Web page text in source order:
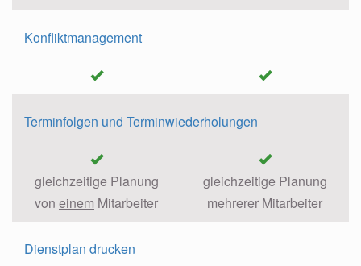
Konfliktmanagement
Terminfolgen und Terminwiederholungen
gleichzeitige Planung
von einem Mitarbeiter
gleichzeitige Planung
mehrerer Mitarbeiter
Dienstplan drucken